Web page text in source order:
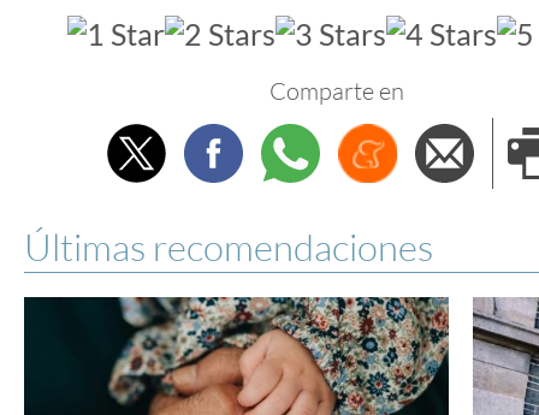
Comparte en
TwitterFacebookWhatsappMenéame
Últimas recomendaciones